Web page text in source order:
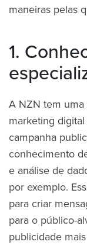
maneiras pelas
1.
A NZN tem uma
marketing
campanha
conhecimento
e análise de
por exemplo.
para criar
para o público-
publicidade